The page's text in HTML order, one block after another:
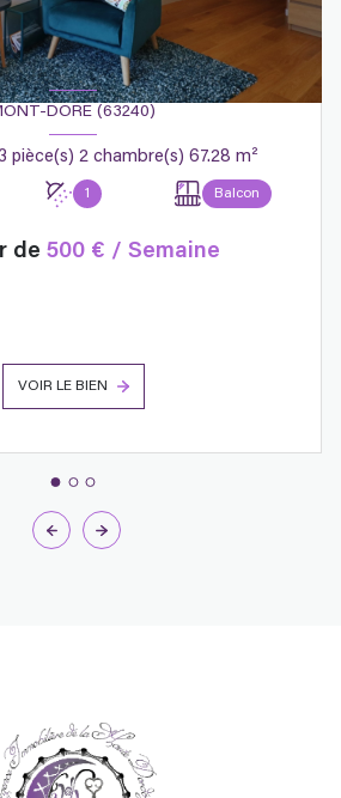
DORE (63240)
Appartement 3 pièce(s) 2 chambre(s) 67.28 m²
1 Balcon
de 500 € / Semaine
VOIR LE BIEN